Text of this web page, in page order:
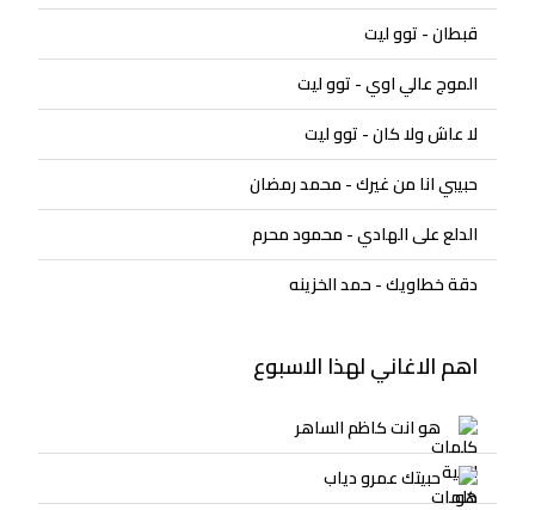
قبطان - توو ليت
الموج عالي اوي - توو ليت
لا عاش ولا كان - توو ليت
حبيبي انا من غيرك - محمد رمضان
الدلع على الهادي - محمود محرم
دقة خطاويك - حمد الخزينه
اهم الاغاني لهذا الاسبوع
هو انت كاظم الساهر
حبيتك عمرو دياب